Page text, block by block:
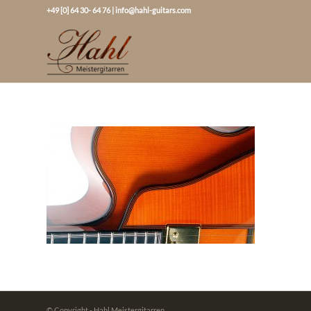
+49 [0] 64 30- 64 76|info@hahl-guitars.com